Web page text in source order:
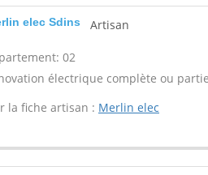
elec Sdins Artisan
02
électrique complète ou
la fiche artisan : Merlin elec